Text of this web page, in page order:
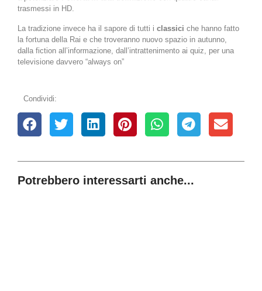
trasmessi in HD.
La tradizione invece ha il sapore di tutti i classici che hanno fatto
la fortuna della Rai e che troveranno nuovo spazio in autunno,
dalla fiction all’informazione, dall’intrattenimento ai quiz, per una
televisione davvero “always on”
Condividi:
Potrebbero interessarti anche...